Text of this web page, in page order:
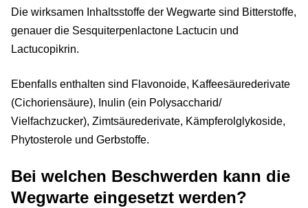
Die wirksamen Inhaltsstoffe der Wegwarte sind Bitterstoffe,
genauer die Sesquiterpenlactone Lactucin und
Lactucopikrin.
Ebenfalls enthalten sind Flavonoide, Kaffeesäurederivate
(Cichoriensäure), Inulin (ein Polysaccharid/
Vielfachzucker), Zimtsäurederivate, Kämpferolglykoside,
Phytosterole und Gerbstoffe.
Bei welchen Beschwerden kann die
Wegwarte eingesetzt werden?